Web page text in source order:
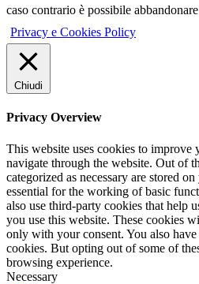
caso contrario è possibile
Privacy e Cookies Policy
Chiudi
Privacy Overview
This website uses cookies to improve
navigate through the website. Out of
categorized as necessary are stored
essential for the working of basic
also use third-party cookies that help
you use this website. These cookies
only with your consent. You also
cookies. But opting out of some of
browsing experience.
Necessary